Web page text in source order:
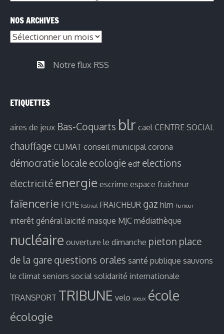
NOS ARCHIVES
Notre flux RSS
ETIQUETTES
aires de jeux Bas-Coquarts blr cael CENTRE SOCIAL
chauffage CLIMAT conseil municipal corona
démocratie locale ecologie edf elections
electricité energie escrime espace fraicheur
faïencerie FCPE festival FRAICHEUR gaz hlm humour
interêt général laïcité masque MJC médiathèque
nucléaire ouverture le dimanche pieton place
de la gare questions orales santé publique sauvons
le climat seniors social solidarité internationale
TRANSPORT TRIBUNE velo voeux école
écologie